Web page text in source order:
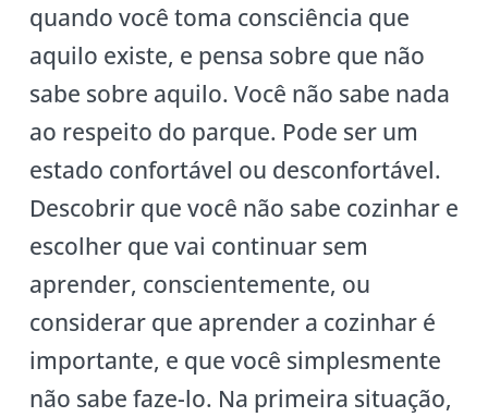
quando você toma consciência que
aquilo existe, e pensa sobre que não
sabe sobre aquilo. Você não sabe nada
ao respeito do parque. Pode ser um
estado confortável ou desconfortável.
Descobrir que você não sabe cozinhar e
escolher que vai continuar sem
aprender, conscientemente, ou
considerar que aprender a cozinhar é
importante, e que você simplesmente
não sabe faze-lo. Na primeira situação,